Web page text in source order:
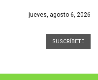
jueves, agosto 6, 2026
SUSCRÍBETE